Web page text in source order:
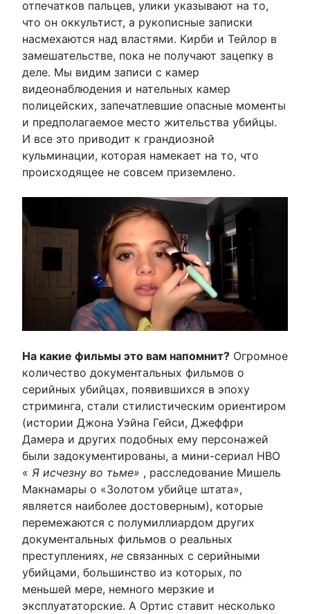
отпечатков пальцев, улики указывают на то,
что он оккультист, а рукописные записки
насмехаются над властями. Кирби и Тейлор в
замешательстве, пока не получают зацепку в
деле. Мы видим записи с камер
видеонаблюдения и нательных камер
полицейских, запечатлевшие опасные моменты
и предполагаемое место жительства убийцы.
И все это приводит к грандиозной
кульминации, которая намекает на то, что
происходящее не совсем приземлено.
На какие фильмы это вам напомнит? Огромное
количество документальных фильмов о
серийных убийцах, появившихся в эпоху
стриминга, стали стилистическим ориентиром
(истории Джона Уэйна Гейси, Джеффри
Дамера и других подобных ему персонажей
были задокументированы, а мини-сериал HBO
« Я исчезну во тьме» , расследование Мишель
Макнамары о «Золотом убийце штата»,
является наиболее достоверным), которые
перемежаются с полумиллиардом других
документальных фильмов о реальных
преступлениях, не связанных с серийными
убийцами, большинство из которых, по
меньшей мере, немного мерзкие и
эксплуататорские. А Ортис ставит несколько